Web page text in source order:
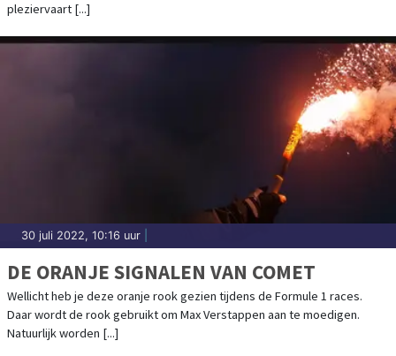
pleziervaart [...]
30 juli 2022, 10:16 uur
DE ORANJE SIGNALEN VAN COMET
Wellicht heb je deze oranje rook gezien tijdens de Formule 1 races.
Daar wordt de rook gebruikt om Max Verstappen aan te moedigen.
Natuurlijk worden [...]